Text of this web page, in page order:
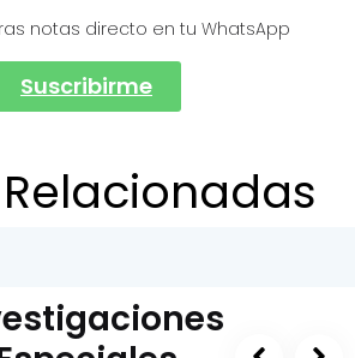
notas directo en tu WhatsApp
Suscribirme